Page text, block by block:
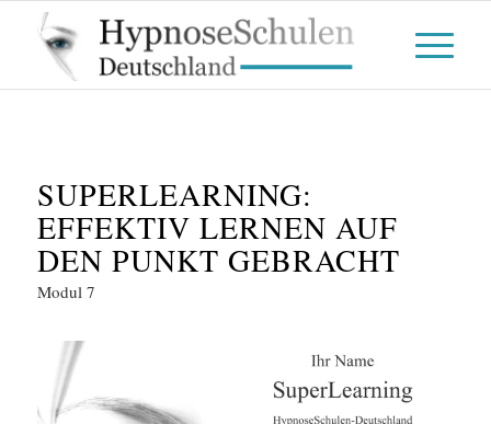
SUPERLEARNING:
EFFEKTIV LERNEN AUF
DEN PUNKT GEBRACHT
Modul 7